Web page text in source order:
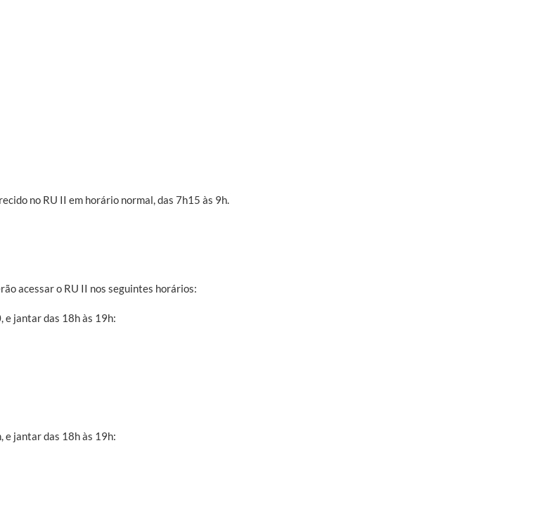
no RU II em horário normal, das 7h15 às 9h.
acessar o RU II nos seguintes horários:
e jantar das 18h às 19h:
e jantar das 18h às 19h: